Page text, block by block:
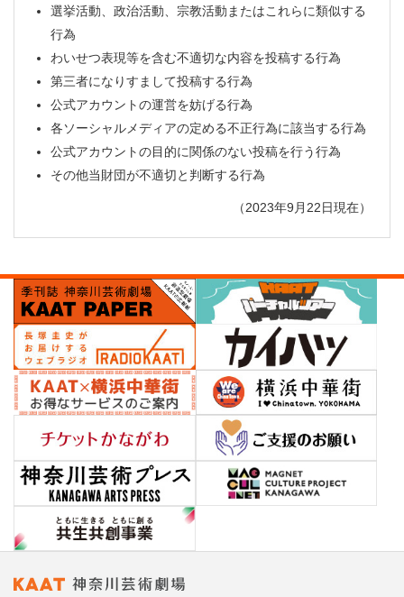
選挙活動、政治活動、宗教活動またはこれらに類似する
行為
わいせつ表現等を含む不適切な内容を投稿する行為
第三者になりすまして投稿する行為
公式アカウントの運営を妨げる行為
各ソーシャルメディアの定める不正行為に該当する行為
公式アカウントの目的に関係のない投稿を行う行為
その他当財団が不適切と判断する行為
（2023年9月22日現在）